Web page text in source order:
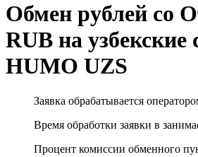
Обмен рублей со
RUB на
HUMO UZS
Заявка обрабатывается
Время обработки заявки в
Процент комиссии обменного